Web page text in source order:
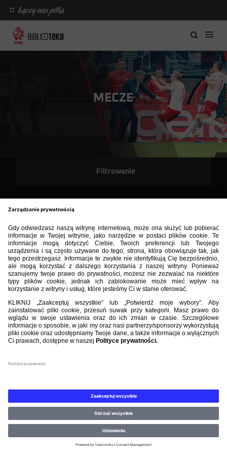
MECZE
Filtrowanie
BIBLIOTEKA PZPN
ŁACZY NAS PIŁKA
ROZGRYWKI
©PZPN WSZELKIE PRAWA ZASTRZEŻONE.REGULAMIN